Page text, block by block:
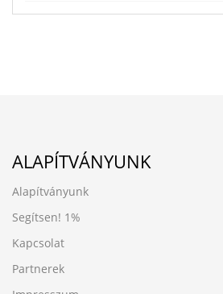
ALAPÍTVÁNYUNK
Alapítványunk
Segítsen! 1%
Kapcsolat
Partnerek